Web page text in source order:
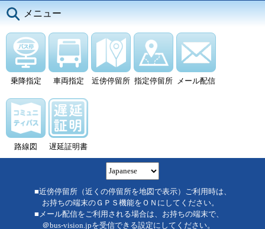
メニュー
乗降指定 車両指定 近傍停留所 指定停留所 メール配信
路線図 遅延証明書
■近傍停留所（近くの停留所を地図で表示）ご利用時は、
お持ちの端末のＧＰＳ機能をＯＮにしてください。
■メール配信をご利用される場合は、お持ちの端末で、
＠bus-vision.jpを受信できる設定にしてください。